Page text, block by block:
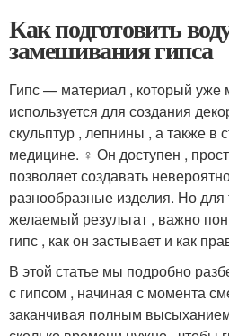
Как подготовить
замешивания гипса
Гипс — материал , который уже
используется для создания
скульптур , лепнины , а также в
медицине. ‍♀️ Он доступен ,
позволяет создавать
разнообразные изделия. Но для
желаемый результат , важно
гипс , как он застывает и как
В этой статье мы подробно
с гипсом , начиная с момента
заканчивая полным